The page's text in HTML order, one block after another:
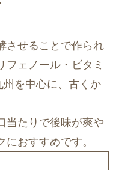
させることで作られ
フェノール・ビタミ
を中心に、古くか
当たりで後味が爽や
おすすめです。